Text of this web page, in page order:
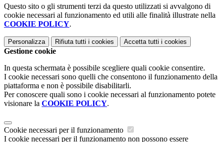
Questo sito o gli strumenti terzi da questo utilizzati si avvalgono di
cookie necessari al funzionamento ed utili alle finalità illustrate nella
COOKIE POLICY.
Personalizza Rifiuta tutti i cookies Accetta tutti i cookies
Gestione cookie
In questa schermata è possibile scegliere quali cookie consentire.
I cookie necessari sono quelli che consentono il funzionamento della
piattaforma e non è possibile disabilitarli.
Per conoscere quali sono i cookie necessari al funzionamento potete
visionare la COOKIE POLICY.
Cookie necessari per il funzionamento
I cookie necessari per il funzionamento non possono essere